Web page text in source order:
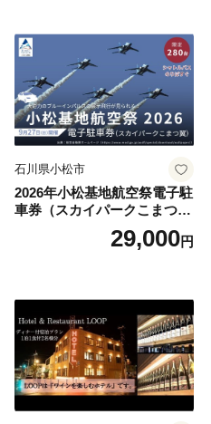
石川県小松市
2026年小松基地航空祭電子駐
車券（スカイパークこまつ
翼） 駐車場 シャトルバスの
りばすぐ 石川県 小松市
29,000円